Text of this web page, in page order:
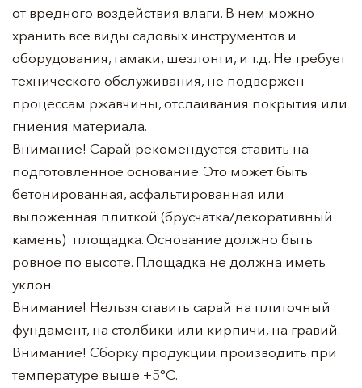
от вредного воздействия влаги. В нем можно
хранить все виды садовых инструментов и
оборудования, гамаки, шезлонги, и т.д. Не требует
технического обслуживания, не подвержен
процессам ржавчины, отслаивания покрытия или
гниения материала.
Внимание! Сарай рекомендуется ставить на
подготовленное основание. Это может быть
бетонированная, асфальтированная или
выложенная плиткой (брусчатка/декоративный
камень) площадка. Основание должно быть
ровное по высоте. Площадка не должна иметь
уклон.
Внимание! Нельзя ставить сарай на плиточный
фундамент, на столбики или кирпичи, на гравий.
Внимание! Сборку продукции производить при
температуре выше +5°С.